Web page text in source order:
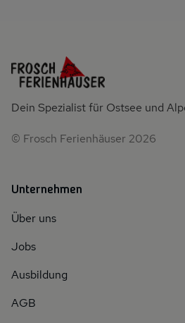
Dein Spezialist für Ostsee und
© Frosch Ferienhäuser 2026
Unternehmen
Über uns
Jobs
Ausbildung
AGB